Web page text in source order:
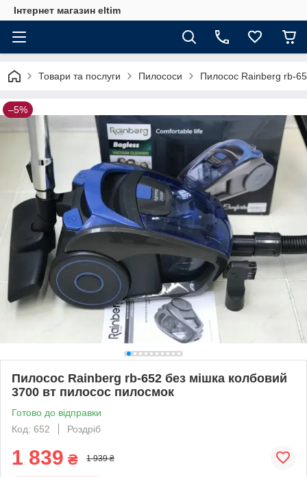
Інтернет магазин eltim
Товари та послуги Пилососи Пилосос Rainberg rb-
–5%
Пилосос Rainberg rb-652 без мішка колбовий
3700 вт пилосос пилосмок
Готово до відправки
Код: 652
Роздріб
1 839 ₴ 1 939 ₴